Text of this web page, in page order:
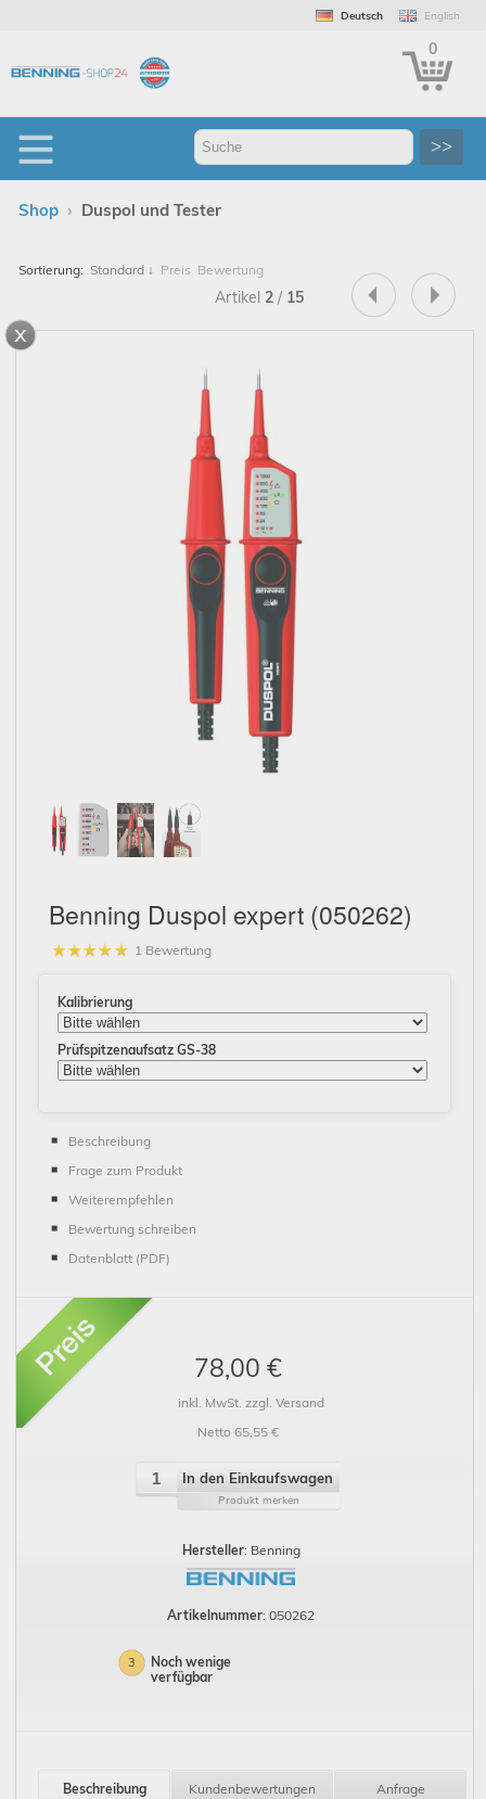
Deutsch English
0
>>
Schließen
Shop › Duspol und Tester
Sortierung: Standard ↓ Preis Bewertung
Artikel 2 / 15
Benning Duspol expert (050262)
1 Bewertung
Kalibrierung
Prüfspitzenaufsatz GS-38
Beschreibung
Frage zum Produkt
Weiterempfehlen
Bewertung schreiben
Datenblatt (PDF)
78,00 €
inkl. MwSt. zzgl. Versand
Netto 65,55 €
In den Einkaufswagen
Produkt merken
Hersteller: Benning
Artikelnummer: 050262
3
Noch wenige
verfügbar
Beschreibung Kundenbewertungen Anfrage
x